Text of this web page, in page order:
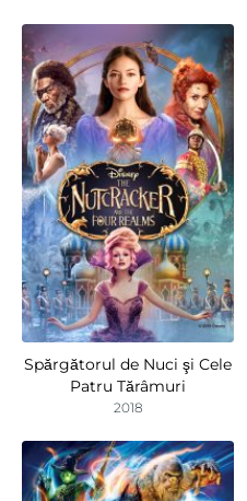
Spărgătorul de Nuci şi Cele
Patru Tărâmuri
2018